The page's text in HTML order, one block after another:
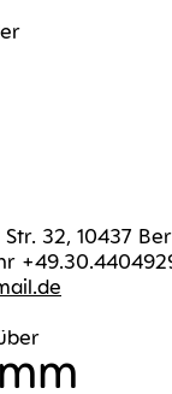
32, 10437